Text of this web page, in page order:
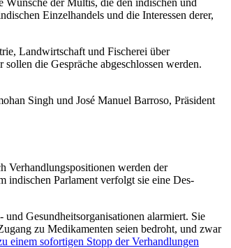
Wünsche der Multis, die den indischen und
Einzelhandels und die Interessen derer,
Landwirtschaft und Fischerei über
die Gespräche abgeschlossen werden.
Singh und José Manuel Barroso, Präsident
Verhandlungspositionen werden der
indischen Parlament verfolgt sie eine Des-
Gesundheitsorganisationen alarmiert. Sie
zu Medikamenten seien bedroht, und zwar
einem sofortigen Stopp der Verhandlungen